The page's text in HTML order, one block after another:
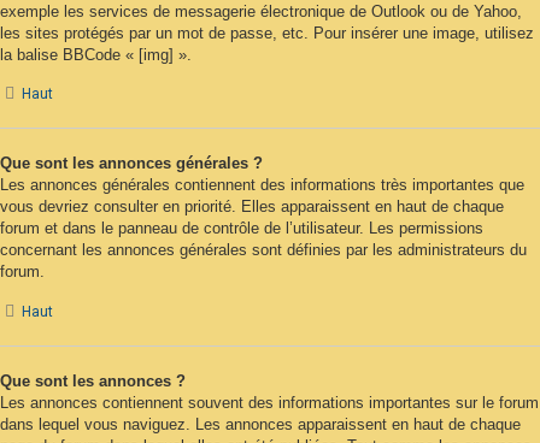
exemple les services de messagerie électronique de Outlook ou de Yahoo,
les sites protégés par un mot de passe, etc. Pour insérer une image, utilisez
la balise BBCode « [img] ».
Haut
Que sont les annonces générales ?
Les annonces générales contiennent des informations très importantes que
vous devriez consulter en priorité. Elles apparaissent en haut de chaque
forum et dans le panneau de contrôle de l’utilisateur. Les permissions
concernant les annonces générales sont définies par les administrateurs du
forum.
Haut
Que sont les annonces ?
Les annonces contiennent souvent des informations importantes sur le forum
dans lequel vous naviguez. Les annonces apparaissent en haut de chaque